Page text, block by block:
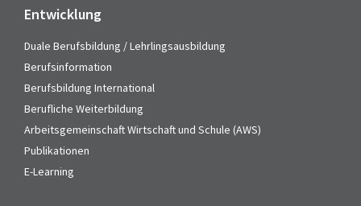
Entwicklung
Duale Berufsbildung / Lehrlingsausbildung
Berufsinformation
Berufsbildung International
Berufliche Weiterbildung
Arbeitsgemeinschaft Wirtschaft und Schule (AWS)
Publikationen
E-Learning